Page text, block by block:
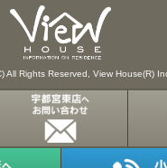
All Rights Reserved, View House(R)